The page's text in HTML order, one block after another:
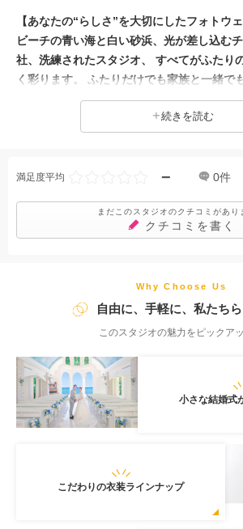
【あなたの“らしさ”を大切にしたフォトウ
ビーチの青い海と白い砂浜、光が差し込む
社、洗練されたスタジオ、 すべてがふたり
く彩ります。 ふたりだけでも家族と一緒で
で撮影が可能です♪ 様々な会場から、それぞ
の撮影をご提案いたしますのでお気軽にお
続きを読む
満足度平均 − 0件
まだこのスタジオのクチコミがあり
クチコミを書く
Why Choose Us
自由に、手軽に、私たちら
このスタジオの魅力をピックア
小さな結婚式
こだわりの衣装ラインナップ